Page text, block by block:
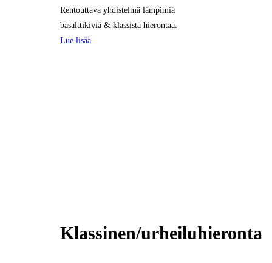
Rentouttava yhdistelmä lämpimiä
basalttikiviä & klassista hierontaa.
Lue lisää
Klassinen/urheiluhieronta